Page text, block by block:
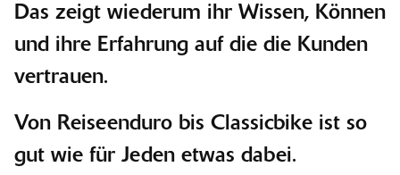
Das zeigt wiederum ihr Wissen, Können
und ihre Erfahrung auf die die Kunden
vertrauen.
Von Reiseenduro bis Classicbike ist so
gut wie für Jeden etwas dabei.